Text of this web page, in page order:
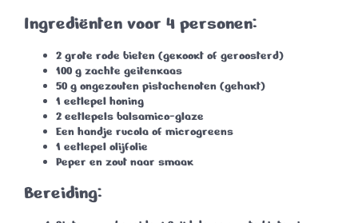
Ingrediënten voor 4 personen:
2 grote rode bieten (gekookt of geroosterd)
100 g zachte geitenkaas
50 g ongezouten pistachenoten (gehakt)
1 eetlepel honing
2 eetlepels balsamico-glaze
Een handje rucola of microgreens
1 eetlepel olijfolie
Peper en zout naar smaak
Bereiding: